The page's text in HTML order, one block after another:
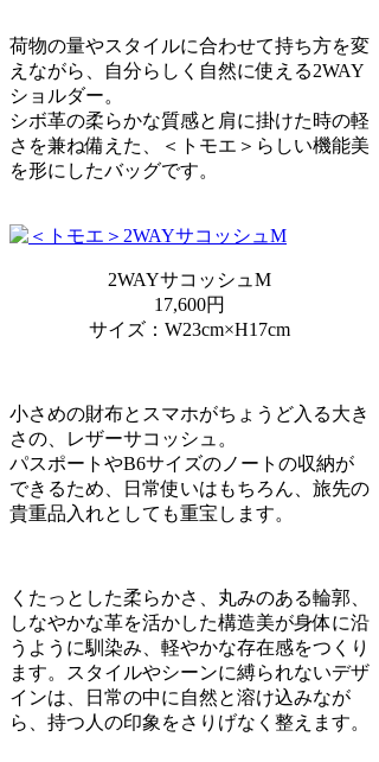
荷物の量やスタイルに合わせて持ち方を変
えながら、自分らしく自然に使える2WAY
ショルダー。
シボ革の柔らかな質感と肩に掛けた時の軽
さを兼ね備えた、＜トモエ＞らしい機能美
を形にしたバッグです。
2WAYサコッシュM
17,600円
サイズ：W23cm×H17cm
小さめの財布とスマホがちょうど入る大き
さの、レザーサコッシュ。
パスポートやB6サイズのノートの収納が
できるため、日常使いはもちろん、旅先の
貴重品入れとしても重宝します。
くたっとした柔らかさ、丸みのある輪郭、
しなやかな革を活かした構造美が身体に沿
うように馴染み、軽やかな存在感をつくり
ます。スタイルやシーンに縛られないデザ
インは、日常の中に自然と溶け込みなが
ら、持つ人の印象をさりげなく整えます。